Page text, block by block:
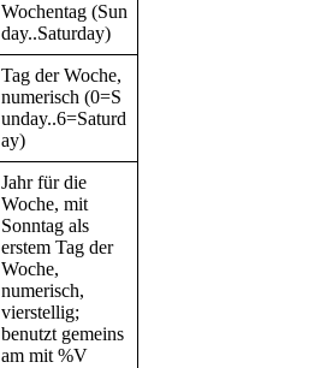
Wochentag (Sun
day..Saturday)
Tag der Woche,
numerisch (0=S
unday..6=Saturd
ay)
Jahr für die
Woche, mit
Sonntag als
erstem Tag der
Woche,
numerisch,
vierstellig;
benutzt gemeins
am mit %V